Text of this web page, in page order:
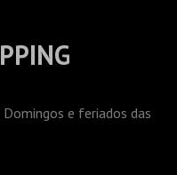
e feriados das